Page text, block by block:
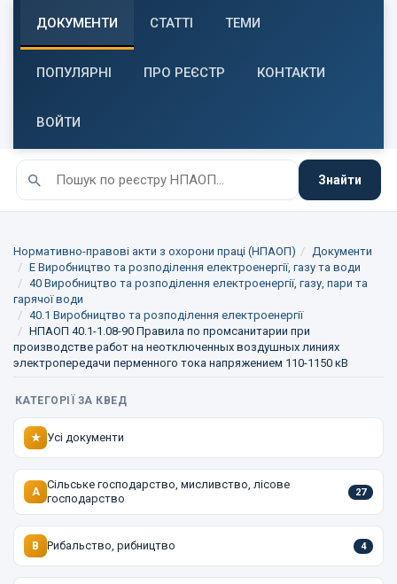
ДОКУМЕНТИ СТАТТІ ТЕМИ
ПОПУЛЯРНІ ПРО РЕЄСТР КОНТАКТИ
ВОЙТИ
Знайти
Нормативно-правові акти з охорони праці (НПАОП)
Документи
E Виробництво та розподілення електроенергії, газу та води
40 Виробництво та розподілення електроенергії, газу, пари та
гарячої води
40.1 Виробництво та розподілення електроенергії
НПАОП 40.1-1.08-90 Правила по промсанитарии при
производстве работ на неотключенных воздушных линиях
электропередачи перменного тока напряжением 110-1150 кВ
КАТЕГОРІЇ ЗА КВЕД
★ Усі документи
A
Сільське господарство, мисливство, лісове
господарство
27
B Рибальство, рибництво 4